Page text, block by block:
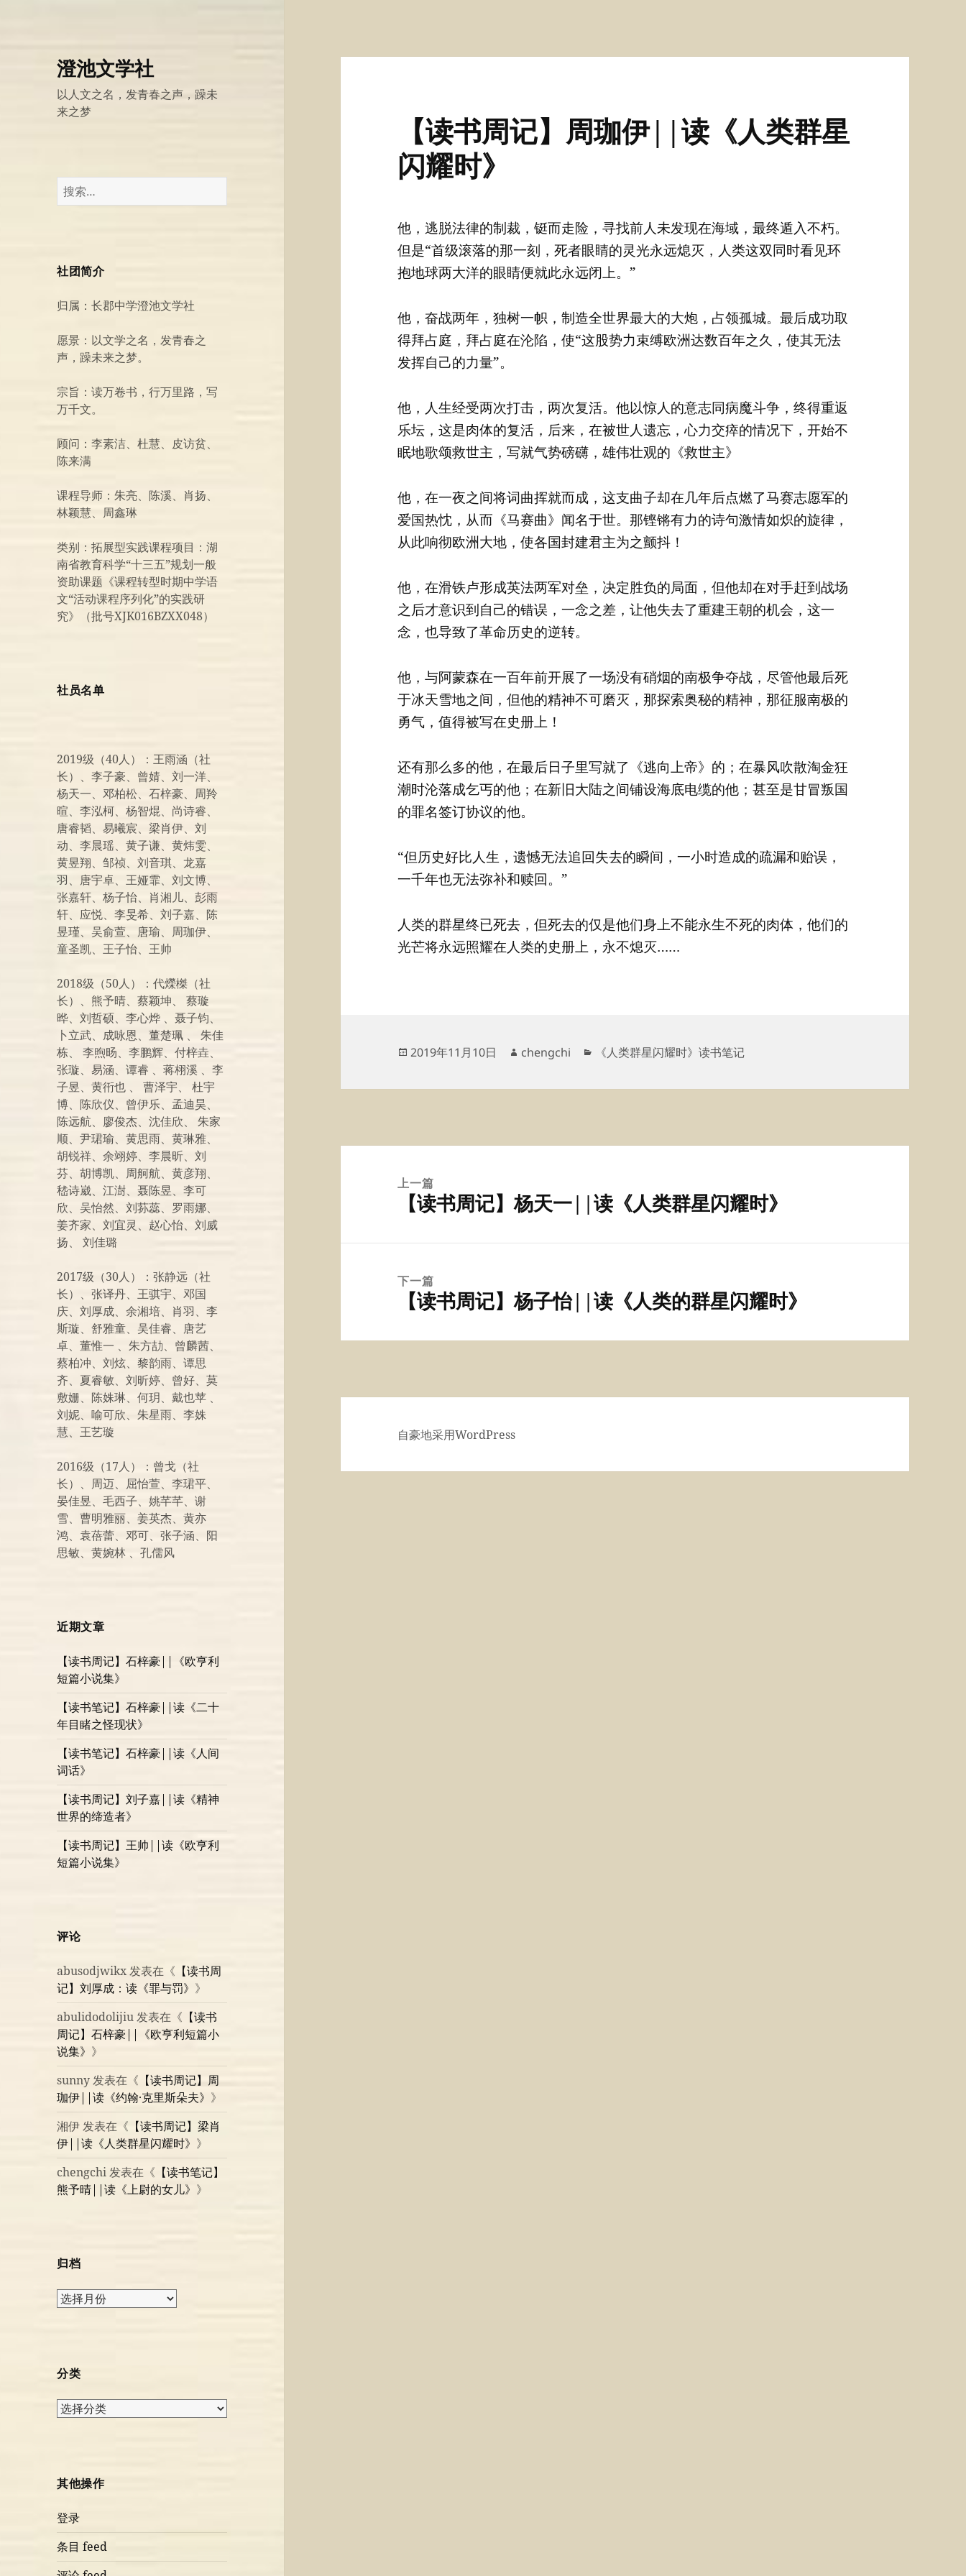
澄池文学社
以人文之名，发青春之声，躁未
来之梦
搜
索：
社团简介
归属：长郡中学澄池文学社
愿景：以文学之名，发青春之
声，躁未来之梦。
宗旨：读万卷书，行万里路，写
万千文。
顾问：李素洁、杜慧、皮访贫、
陈来满
课程导师：朱亮、陈溪、肖扬、
林颖慧、周鑫琳
类别：拓展型实践课程项目：湖
南省教育科学“十三五”规划一般
资助课题《课程转型时期中学语
文“活动课程序列化”的实践研
究》（批号XJK016BZXX048）
社员名单
2019级（40人）：王雨涵（社
长）、李子豪、曾婧、刘一洋、
杨天一、邓柏松、石梓豪、周羚
暄、李泓柯、杨智焜、尚诗睿、
唐睿韬、易曦宸、梁肖伊、刘
动、李晨瑶、黄子谦、黄炜雯、
黄昱翔、邹祯、刘音琪、龙嘉
羽、唐宇卓、王娅霏、刘文博、
张嘉轩、杨子怡、肖湘儿、彭雨
轩、应悦、李旻希、刘子嘉、陈
昱瑾、吴俞萱、唐瑜、周珈伊、
童圣凯、王子怡、王帅
2018级（50人）：代爃榤（社
长）、熊予晴、蔡颖坤、 蔡璇
晔、刘哲硕、李心烨 、聂子钧、
卜立武、成咏恩、董楚珮 、 朱佳
栋、 李煦旸、李鹏辉、付梓垚、
张璇、易涵、谭睿 、蒋栩溪 、李
子昱、黄衎也 、 曹泽宇、 杜宇
博、陈欣仪、曾伊乐、孟迪昊、
陈远航、廖俊杰、沈佳欣、 朱家
顺、尹珺瑜、黄思雨、黄琳雅、
胡锐祥、余翊婷、李晨昕、刘
芬、胡博凯、周舸航、黄彦翔、
嵇诗崴、江澍、聂陈昱、李可
欣、吴怡然、刘荪蕊、罗雨娜、
姜齐家、刘宜灵、赵心怡、刘威
扬、 刘佳璐
2017级（30人）：张静远（社
长）、张译丹、王骐宇、邓国
庆、刘厚成、余湘培、肖羽、李
斯璇、舒雅童、吴佳睿、唐艺
卓、董惟一 、朱方劼、曾麟茜、
蔡柏冲、刘炫、黎韵雨、谭思
齐、夏睿敏、刘昕婷、曾好、莫
敷姗、陈姝琳、何玥、戴也苹 、
刘妮、喻可欣、朱星雨、李姝
慧、王艺璇
2016级（17人）：曾戈（社
长）、周迈、屈怡萱、李珺平、
晏佳昱、毛西子、姚芊芊、谢
雪、曹明雅丽、姜英杰、黄亦
鸿、袁蓓蕾、邓可、张子涵、阳
思敏、黄婉林 、孔儒风
近期文章
【读书周记】石梓豪||《欧亨利
短篇小说集》
【读书笔记】石梓豪||读《二十
年目睹之怪现状》
【读书笔记】石梓豪||读《人间
词话》
【读书周记】刘子嘉||读《精神
世界的缔造者》
【读书周记】王帅||读《欧亨利
短篇小说集》
评论
abusodjwikx发表在《 【读书周
记】刘厚成：读《罪与罚》 》
abulidodolijiu发表在《 【读书
周记】石梓豪||《欧亨利短篇小
说集》 》
sunny发表在《 【读书周记】周
珈伊||读《约翰·克里斯朵夫》 》
湘伊发表在《 【读书周记】梁肖
伊||读《人类群星闪耀时》 》
chengchi发表在《 【读书笔记】
熊予晴||读《上尉的女儿》 》
归档
归
分类
分
其他操作
登录
条目 feed
【读书周记】周珈伊||读《人类群星
闪耀时》
他，逃脱法律的制裁，铤而走险，寻找前人未发现在海域，最终遁入不朽。
但是“首级滚落的那一刻，死者眼睛的灵光永远熄灭，人类这双同时看见环
抱地球两大洋的眼睛便就此永远闭上。”
他，奋战两年，独树一帜，制造全世界最大的大炮，占领孤城。最后成功取
得拜占庭，拜占庭在沦陷，使“这股势力束缚欧洲达数百年之久，使其无法
发挥自己的力量”。
他，人生经受两次打击，两次复活。他以惊人的意志同病魔斗争，终得重返
乐坛，这是肉体的复活，后来，在被世人遗忘，心力交瘁的情况下，开始不
眠地歌颂救世主，写就气势磅礴，雄伟壮观的《救世主》
他，在一夜之间将词曲挥就而成，这支曲子却在几年后点燃了马赛志愿军的
爱国热忱，从而《马赛曲》闻名于世。那铿锵有力的诗句激情如炽的旋律，
从此响彻欧洲大地，使各国封建君主为之颤抖！
他，在滑铁卢形成英法两军对垒，决定胜负的局面，但他却在对手赶到战场
之后才意识到自己的错误，一念之差，让他失去了重建王朝的机会，这一
念，也导致了革命历史的逆转。
他，与阿蒙森在一百年前开展了一场没有硝烟的南极争夺战，尽管他最后死
于冰天雪地之间，但他的精神不可磨灭，那探索奥秘的精神，那征服南极的
勇气，值得被写在史册上！
还有那么多的他，在最后日子里写就了《逃向上帝》的；在暴风吹散淘金狂
潮时沦落成乞丐的他；在新旧大陆之间铺设海底电缆的他；甚至是甘冒叛国
的罪名签订协议的他。
“但历史好比人生，遗憾无法追回失去的瞬间，一小时造成的疏漏和贻误，
一千年也无法弥补和赎回。”
人类的群星终已死去，但死去的仅是他们身上不能永生不死的肉体，他们的
光芒将永远照耀在人类的史册上，永不熄灭……
发
于
2019年11月10日
作
chengchi
分
《人类群星闪耀时》读书笔记
上一篇
文
【读书周记】杨天一||读《人类群星闪耀时》
下一篇
文
【读书周记】杨子怡||读《人类的群星闪耀时》
自豪地采用WordPress